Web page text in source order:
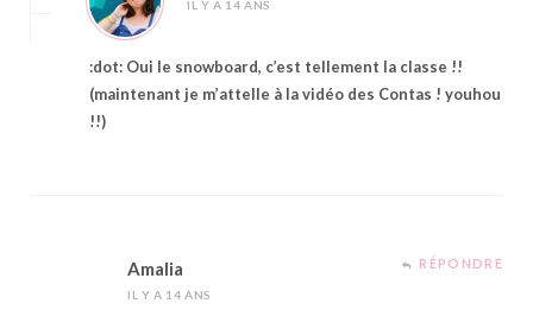
IL Y A 14 ANS
:dot: Oui le snowboard, c’est tellement la classe !!
(maintenant je m’attelle à la vidéo des Contas ! youhou
!!)
Amalia
IL Y A 14 ANS
RÉPONDRE